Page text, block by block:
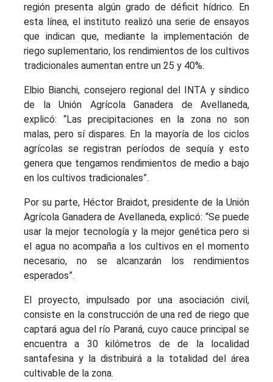
región presenta algún grado de déficit hídrico. En
esta línea, el instituto realizó una serie de ensayos
que indican que, mediante la implementación de
riego suplementario, los rendimientos de los cultivos
tradicionales aumentan entre un 25 y 40%.
Elbio Bianchi, consejero regional del INTA y síndico
de la Unión Agrícola Ganadera de Avellaneda,
explicó: “Las precipitaciones en la zona no son
malas, pero sí dispares. En la mayoría de los ciclos
agrícolas se registran períodos de sequía y esto
genera que tengamos rendimientos de medio a bajo
en los cultivos tradicionales”.
Por su parte, Héctor Braidot, presidente de la Unión
Agrícola Ganadera de Avellaneda, explicó: “Se puede
usar la mejor tecnología y la mejor genética pero si
el agua no acompaña a los cultivos en el momento
necesario, no se alcanzarán los rendimientos
esperados”.
El proyecto, impulsado por una asociación civil,
consiste en la construcción de una red de riego que
captará agua del río Paraná, cuyo cauce principal se
encuentra a 30 kilómetros de de la localidad
santafesina y la distribuirá a la totalidad del área
cultivable de la zona.